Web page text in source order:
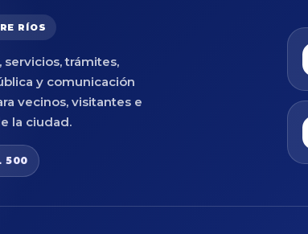
RÍOS
servicios, trámites,
y comunicación
vecinos, visitantes e
la ciudad.
500